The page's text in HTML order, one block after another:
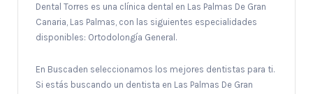
Dental Torres es una clínica dental en Las Palmas De Gran
Canaria, Las Palmas, con las siguientes especialidades
disponibles: Ortodolongía General.
En Buscaden seleccionamos los mejores dentistas para ti.
Si estás buscando un dentista en Las Palmas De Gran